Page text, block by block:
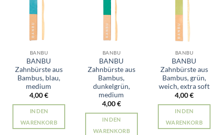
BANBU
BANBU
Zahnbürste aus
Bambus, blau,
medium
4,00€
IN DEN
WARENKORB
BANBU
BANBU
Zahnbürste aus
Bambus,
dunkelgrün,
medium
4,00€
IN DEN
WARENKORB
BANBU
BANBU
Zahnbürste aus
Bambus, grün,
weich, extra soft
4,00€
IN DEN
WARENKORB